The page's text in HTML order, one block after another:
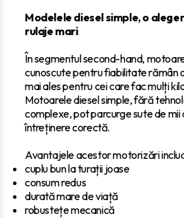
Modelele diesel simple, o
rulaje mari
În segmentul second-hand,
cunoscute pentru fiabilitate rămân
mai ales pentru cei care fac mulți
Motoarele diesel simple, fără
complexe, pot parcurge sute de mii
întreținere corectă.
Avantajele acestor motorizări
cuplu bun la turații joase
consum redus
durată mare de viață
robustețe mecanică